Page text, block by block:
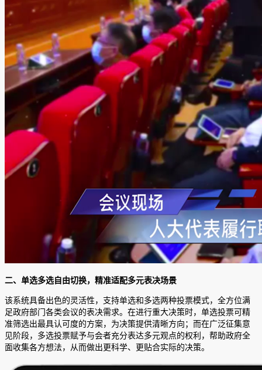
二、单选多选自由切换，精准适配多元表决场景
该系统具备出色的灵活性，支持单选和多选两种投票模式，全方位满
足政府部门各类会议的表决需求。在进行重大决策时，单选投票可精
准筛选出最具认可度的方案，为决策提供清晰方向；而在广泛征集意
见阶段，多选投票赋予与会者充分表达多元观点的权利，帮助政府全
面收集各方想法，从而做出更科学、更贴合实际的决策。